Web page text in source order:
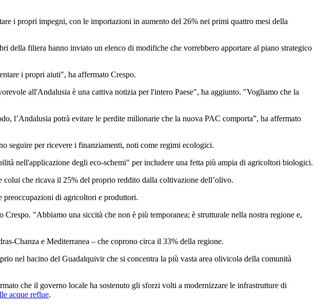
i propri impegni, con le importazioni in aumento del 26% nei primi quattro mesi della
filiera hanno inviato un elenco di modifiche che vorrebbero apportare al piano strategico
i propri aiuti", ha affermato Crespo.
all'Andalusia è una cattiva notizia per l'intero Paese", ha aggiunto. "Vogliamo che la
l’Andalusia potrà evitare le perdite milionarie che la nuova PAC comporta”, ha affermato
seguire per ricevere i finanziamenti, noti come regimi ecologici.
nell'applicazione degli eco-schemi" per includere una fetta più ampia di agricoltori biologici.
che ricava il 25% del proprio reddito dalla coltivazione dell’olivo.
preoccupazioni di agricoltori e produttori.
"Abbiamo una siccità che non è più temporanea; è strutturale nella nostra regione e,
Chanza e Mediterranea – che coprono circa il 33% della regione.
nel bacino del Guadalquivir che si concentra la più vasta area olivicola della comunità
che il governo locale ha sostenuto gli sforzi volti a modernizzare le infrastrutture di
acque reflue.